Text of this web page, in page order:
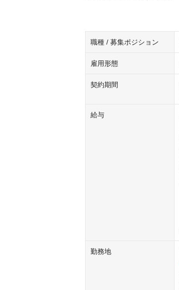
職種 / 募集ポジション
雇用形態
契約期間
給与
勤務地